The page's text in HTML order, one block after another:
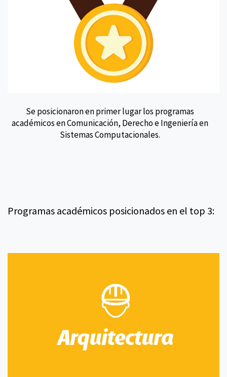
Se posicionaron en primer lugar los programas
académicos en Comunicación, Derecho e Ingeniería en
Sistemas Computacionales.
Programas académicos posicionados en el top 3: